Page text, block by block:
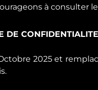
à consulter
DE CONFIDENTIALITE
2025 et